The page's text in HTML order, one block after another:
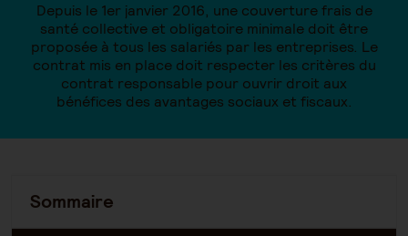
Depuis le 1er janvier 2016, une couverture frais de
santé collective et obligatoire minimale doit être
proposée à tous les salariés par les entreprises. Le
contrat mis en place doit respecter les critères du
contrat responsable pour ouvrir droit aux
bénéfices des avantages sociaux et fiscaux.
Sommaire